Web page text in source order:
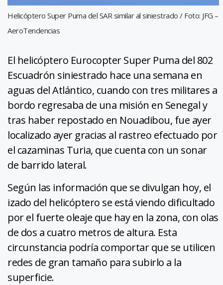
Helicóptero Super Puma del SAR similar al siniestrado / Foto: JFG –
AeroTendencias
El helicóptero Eurocopter Super Puma del 802
Escuadrón siniestrado hace una semana en
aguas del Atlántico, cuando con tres militares a
bordo regresaba de una misión en Senegal y
tras haber repostado en Nouadibou, fue ayer
localizado ayer gracias al rastreo efectuado por
el cazaminas Turia, que cuenta con un sonar
de barrido lateral.
Según las información que se divulgan hoy, el
izado del helicóptero se está viendo dificultado
por el fuerte oleaje que hay en la zona, con olas
de dos a cuatro metros de altura. Esta
circunstancia podría comportar que se utilicen
redes de gran tamaño para subirlo a la
superficie.